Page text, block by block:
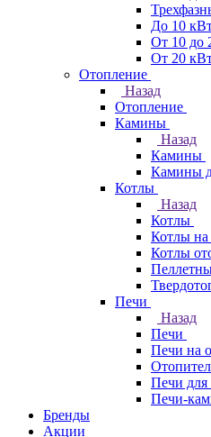
До 10
От 10 до
От 20
Отопление
Назад
Отопление
Камины
Назад
Камины
Камины
Котлы
Назад
Котлы
Котлы на
Котлы
Печи
Назад
Печи
Печи на
Печи для
Печи-
Бренды
Акции